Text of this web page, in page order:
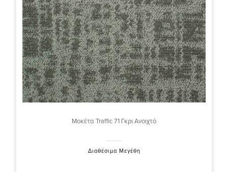
Μοκέτα Traffic 71 Γκρι Ανοιχτό
Διαθέσιμα Μεγέθη